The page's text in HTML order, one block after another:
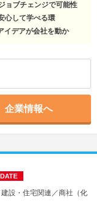
ョブチェンジで可能性
心して学べる環
イデアが会社を動か
企業情報へ
設・住宅関連／商社（化